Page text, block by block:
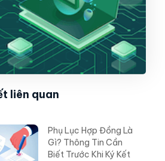
liên quan
Phụ Lục Hợp Đồng Là
Gì? Thông Tin Cần
Biết Trước Khi Ký Kết